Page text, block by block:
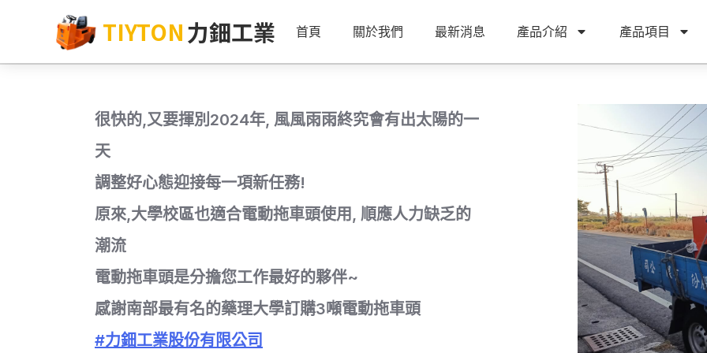
TIYTON力鈿工業 首頁 關於我們 最新消息 產品介紹 產品項目
很快的,又要揮別2024年, 風風雨雨終究會有出太陽的一
天
調整好心態迎接每一項新任務!
原來,大學校區也適合電動拖車頭使用, 順應人力缺乏的
潮流
電動拖車頭是分擔您工作最好的夥伴~
感謝南部最有名的藥理大學訂購3噸電動拖車頭
#力鈿工業股份有限公司